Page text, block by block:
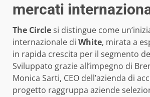
mercati
The Circlesi distingue come
internazionale di White, mirata a
in rapida crescita per il segmento
Sviluppato grazie all’impegno di
Monica Sarti, CEO dell’azienda di
progetto raggruppa aziende